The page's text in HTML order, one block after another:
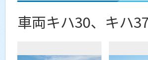
車両キハ30、キハ